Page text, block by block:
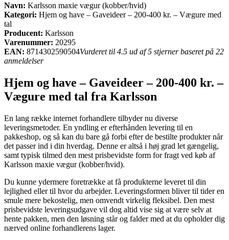
Navn: Karlsson maxie vægur (kobber/hvid)
Kategori: Hjem og have – Gaveideer – 200-400 kr. – Vægure med
tal
Producent: Karlsson
Varenummer: 20295
EAN: 8714302590504Vurderet til 4.5 ud af 5 stjerner baseret på 22
anmeldelser
Hjem og have – Gaveideer – 200-400 kr. –
Vægure med tal fra Karlsson
En lang række internet forhandlere tilbyder nu diverse
leveringsmetoder. En yndling er efterhånden levering til en
pakkeshop, og så kan du bare gå forbi efter de bestilte produkter når
det passer ind i din hverdag. Denne er altså i høj grad let gængelig,
samt typisk tilmed den mest prisbevidste form for fragt ved køb af
Karlsson maxie vægur (kobber/hvid).
Du kunne ydermere foretrække at få produkterne leveret til din
lejlighed eller til hvor du arbejder. Leveringsformen bliver til tider en
smule mere bekostelig, men omvendt virkelig fleksibel. Den mest
prisbevidste leveringsudgave vil dog altid vise sig at være selv at
hente pakken, men den løsning står og falder med at du opholder dig
nærved online forhandlerens lager.